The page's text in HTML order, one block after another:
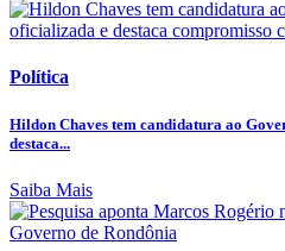
Política
Hildon Chaves tem candidatura ao
destaca...
Saiba Mais